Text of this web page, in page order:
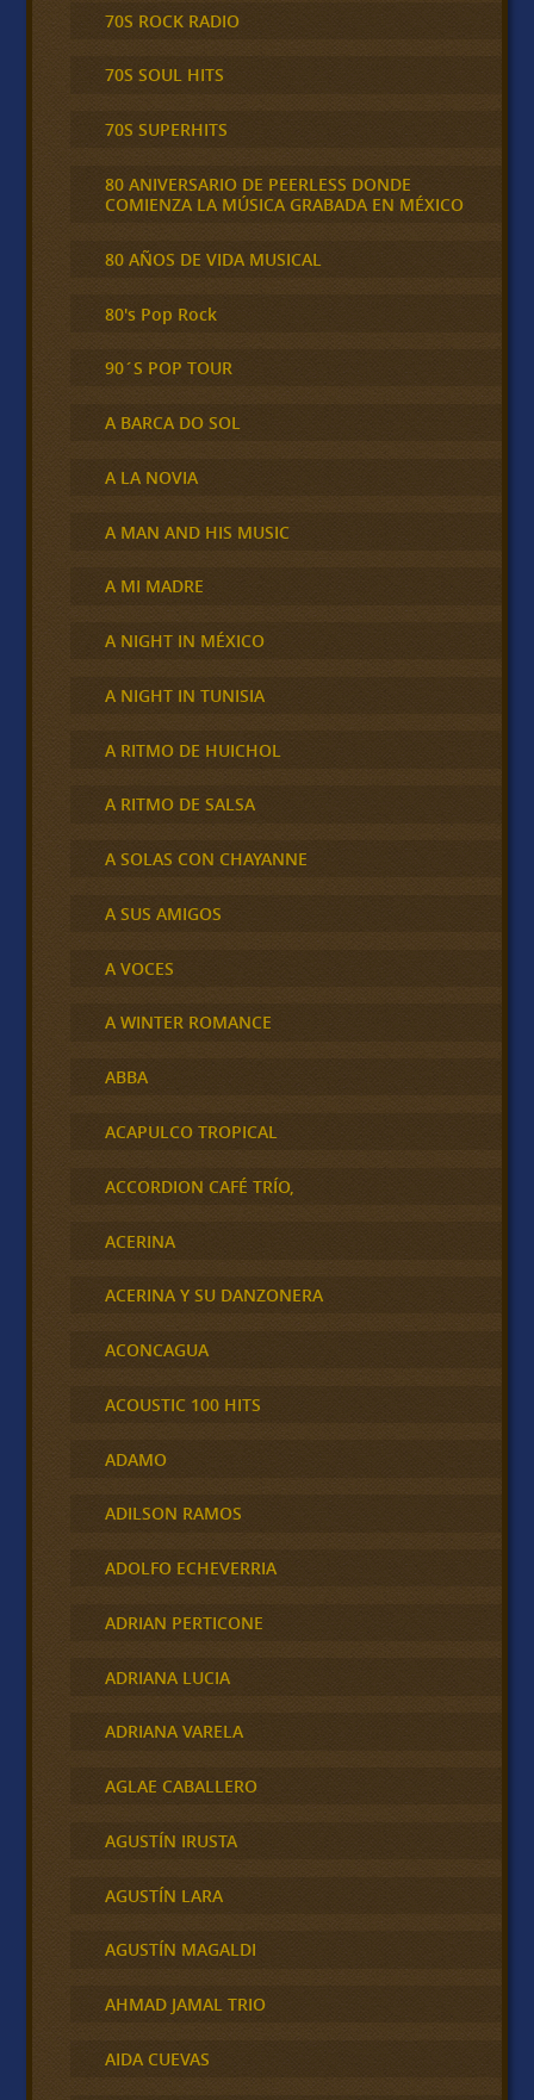
70S ROCK RADIO
70S SOUL HITS
70S SUPERHITS
80 ANIVERSARIO DE PEERLESS DONDE
COMIENZA LA MÚSICA GRABADA EN MÉXICO
80 AÑOS DE VIDA MUSICAL
80's Pop Rock
90´S POP TOUR
A BARCA DO SOL
A LA NOVIA
A MAN AND HIS MUSIC
A MI MADRE
A NIGHT IN MÉXICO
A NIGHT IN TUNISIA
A RITMO DE HUICHOL
A RITMO DE SALSA
A SOLAS CON CHAYANNE
A SUS AMIGOS
A VOCES
A WINTER ROMANCE
ABBA
ACAPULCO TROPICAL
ACCORDION CAFÉ TRÍO,
ACERINA
ACERINA Y SU DANZONERA
ACONCAGUA
ACOUSTIC 100 HITS
ADAMO
ADILSON RAMOS
ADOLFO ECHEVERRIA
ADRIAN PERTICONE
ADRIANA LUCIA
ADRIANA VARELA
AGLAE CABALLERO
AGUSTÍN IRUSTA
AGUSTÍN LARA
AGUSTÍN MAGALDI
AHMAD JAMAL TRIO
AIDA CUEVAS